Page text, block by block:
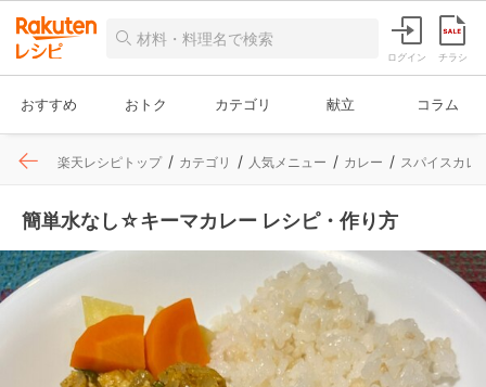
ログイン チラシ
おすすめ おトク カテゴリ 献立 コラム
楽天レシピトップ カテゴリ 人気メニュー カレー スパイスカレ
簡単水なし☆キーマカレー レシピ・作り方